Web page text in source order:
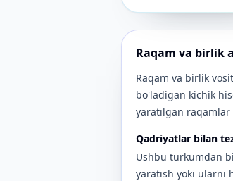
Raqam va birlik
Raqam va birlik
bo'ladigan kichik
yaratilgan
Qadriyatlar bilan
Ushbu turkumdan
yaratish yoki ularni